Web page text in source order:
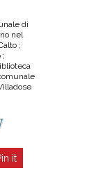
di
nel
;
;
it